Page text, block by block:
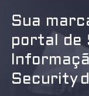
Sua
portal de
Security